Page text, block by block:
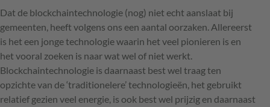
Dat de blockchaintechnologie (nog) niet echt aanslaat bij
gemeenten, heeft volgens ons een aantal oorzaken. Allereerst
is het een jonge technologie waarin het veel pionieren is en
het vooral zoeken is naar wat wel of niet werkt.
Blockchaintechnologie is daarnaast best wel traag ten
opzichte van de ‘traditionelere’ technologieën, het gebruikt
relatief gezien veel energie, is ook best wel prijzig en daarnaast